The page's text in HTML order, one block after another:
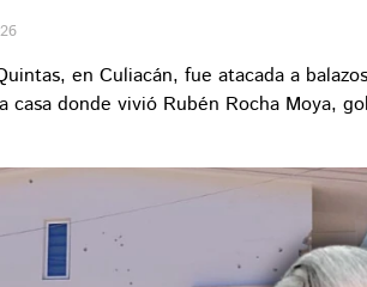
en Culiacán, fue atacada a
casa donde vivió Rubén Rocha Moya,